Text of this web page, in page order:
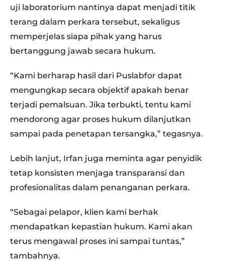
uji laboratorium nantinya dapat menjadi titik
terang dalam perkara tersebut, sekaligus
memperjelas siapa pihak yang harus
bertanggung jawab secara hukum.
“Kami berharap hasil dari Puslabfor dapat
mengungkap secara objektif apakah benar
terjadi pemalsuan. Jika terbukti, tentu kami
mendorong agar proses hukum dilanjutkan
sampai pada penetapan tersangka,” tegasnya.
Lebih lanjut, Irfan juga meminta agar penyidik
tetap konsisten menjaga transparansi dan
profesionalitas dalam penanganan perkara.
“Sebagai pelapor, klien kami berhak
mendapatkan kepastian hukum. Kami akan
terus mengawal proses ini sampai tuntas,”
tambahnya.